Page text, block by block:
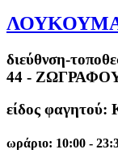
διεύθνση-
44 -
είδος
ωράριο: 10:00 -